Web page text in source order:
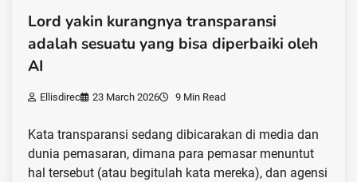
Lord yakin kurangnya transparansi
adalah sesuatu yang bisa diperbaiki oleh
AI
Ellisdirec 23 March 2026 9 Min Read
Kata transparansi sedang dibicarakan di media dan
dunia pemasaran, dimana para pemasar menuntut
hal tersebut (atau begitulah kata mereka), dan agensi